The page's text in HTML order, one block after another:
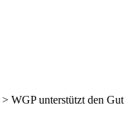
> WGP unterstützt den Gut